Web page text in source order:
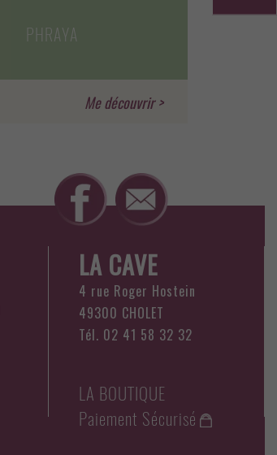
PHRAYA
LA CAVE
4 rue Roger Hostein
49300 CHOLET
Tél. 02 41 58 32 32
LA BOUTIQUE
Paiement Sécurisé